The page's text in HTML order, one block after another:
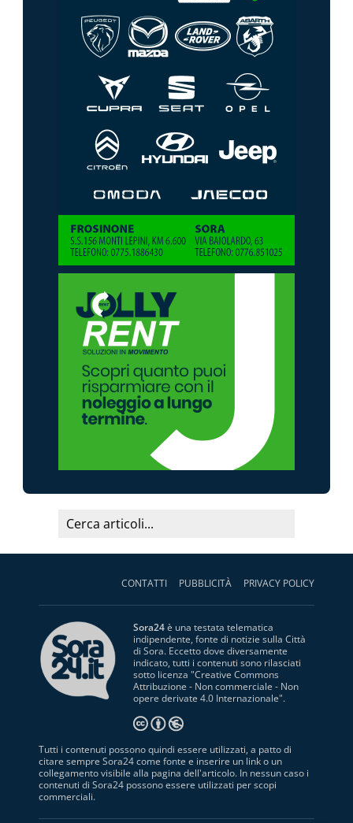
CONTATTI PUBBLICITÀ PRIVACY POLICY
Sora24è una testata telematica
indipendente, fonte di notizie sulla Città
di Sora. Eccetto dove diversamente
indicato, tutti i contenuti sono rilasciati
sotto licenza "Creative Commons
Attribuzione - Non commerciale - Non
opere derivate 4.0 Internazionale".
Tutti i contenuti possono quindi essere utilizzati, a patto di
citare sempre Sora24 come fonte e inserire un link o un
collegamento visibile alla pagina dell'articolo. In nessun caso i
contenuti di Sora24 possono essere utilizzati per scopi
commerciali.